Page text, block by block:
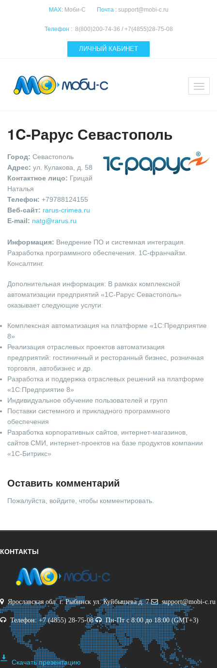
MAX: Моби-С Почта : support@mobi-c.ru
Телефон : 8(800)200-74-36 / +7(4855)28-75-08
ЛИЧНЫЙ КАБИНЕТ
1C-Рарус Севастополь
Город: Севастополь
Адрес: ул. Кулакова, д. 58
Контактное лицо: Грицай
Наталья
Телефон: +79788124155
Веб-cайт: rarus-crimea.ru
E-mail: natg@rarus.ru
Информация: Внедрение ПО и системная интеграция.
Разработка программного обеспечения. 1С-франчайзи.
Консалтинг.
Дополнительная информация: В рамках комплексной
автоматизации предприятий «1С-Рарус Севастополь»
оказывает следующие услуги:
Комплексная автоматизация на платформе «1С:Предприятие
8»
Реализация отраслевых проектов автоматизация
предприятий: гостиничный и ресторанный бизнес, розничная
торговля, автобизнес и др.
Разработка и поддержка отраслевых решений на платформе
«1С:Предприятие 8»
Индивидуальное обучение пользователей и групп
Поставки системного и прикладного программного
обеспечения
Разработка корпоративных сайтов, интернет-магазинов,
сайтов СМИ, интернет-проектов на базе продуктов компании
«1С-Битрикс»
Оставить комментарий
Пожалуйста, войдите, чтобы комментировать.
КОНТАКТЫ
Ярославская обл. г. Рыбинск ул. Куйбышева д. 7 support@mobi-c.ru
Телефон: +7 (4855) 28-75-08 Пн-Пт с 8:00 до 18:00 (GMT+3)
Скачать презентацию